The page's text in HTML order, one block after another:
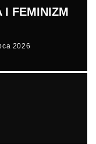
I FEMINIZM
2026